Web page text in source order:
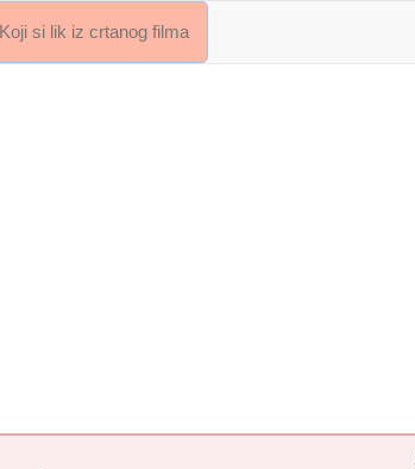
Koji si lik iz crtanog filma